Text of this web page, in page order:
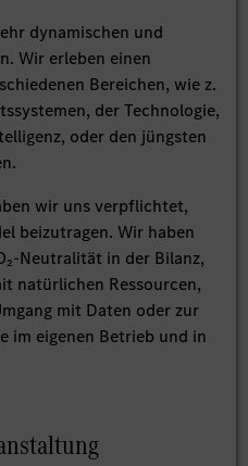
dynamischen und
Wir erleben einen
Bereichen, wie z.
der Technologie,
oder den jüngsten
wir uns verpflichtet,
beizutragen. Wir haben
Neutralität in der Bilanz,
natürlichen Ressourcen,
mit Daten oder zur
im eigenen Betrieb und in